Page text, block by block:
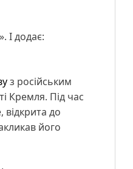
І додає:
з російським
Кремля. Під час
відкрита до
його